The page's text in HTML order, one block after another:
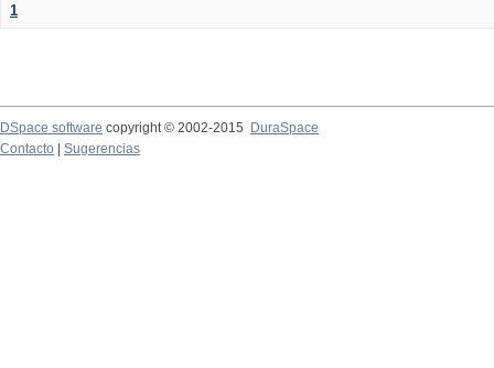
1
DSpace software copyright © 2002-2015
DuraSpace
Contacto
Sugerencias